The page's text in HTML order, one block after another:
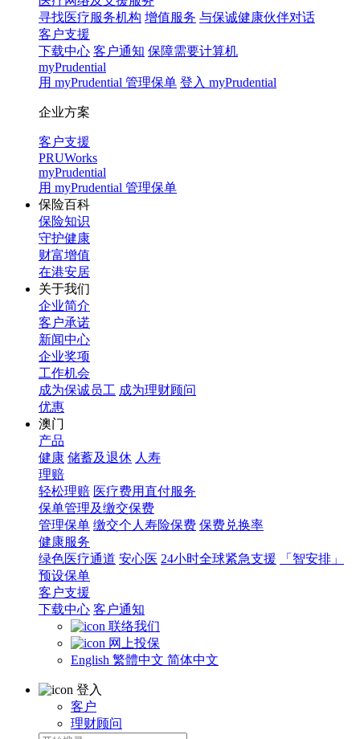
寻找医疗服务机构 增值服务 与保诚健康伙伴对话
客户支援
下载中心 客户通知 保障需要计算机
myPrudential
用 myPrudential 管理保单 登入 myPrudential
企业方案
客户支援
PRUWorks
myPrudential
用 myPrudential 管理保单
保险百科
保险知识
守护健康
财富增值
在港安居
关于我们
企业简介
客户承诺
新闻中心
企业奖项
工作机会
成为保诚员工 成为理财顾问
优惠
澳门
产品
健康 储蓄及退休 人寿
理赔
轻松理赔 医疗费用直付服务
保单管理及缴交保费
管理保单 缴交个人寿险保费 保费兑换率
健康服务
绿色医疗通道 安心医 24小时全球紧急支援
「智安排」
预设保单
客户支援
下载中心 客户通知
联络我们
网上投保
English 繁體中文 简体中文
登入
客户
理财顾问